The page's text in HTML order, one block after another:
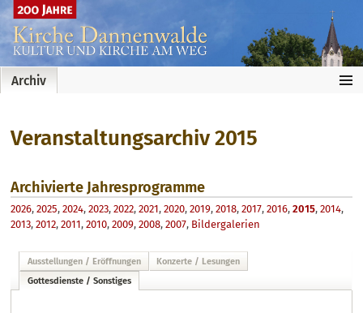
Archiv
…
Veranstaltungsarchiv 2015
Archivierte Jahresprogramme
2026, 2025, 2024, 2023, 2022, 2021, 2020, 2019, 2018, 2017, 2016, 2015, 2014,
2013, 2012, 2011, 2010, 2009, 2008, 2007, Bildergalerien
Ausstellungen / Eröffnungen
Konzerte / Lesungen
Gottesdienste / Sonstiges